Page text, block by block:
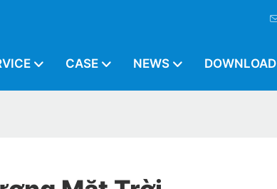
CASE NEWS DOWNLOAD